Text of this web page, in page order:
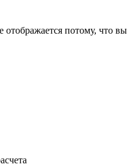
потому, что